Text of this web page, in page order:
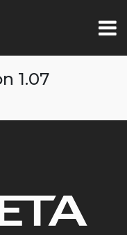
1.07